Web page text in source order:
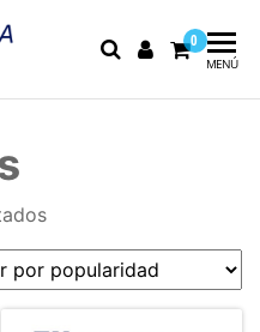
Electrónica
Universal
Electrónica
0
MENÚ